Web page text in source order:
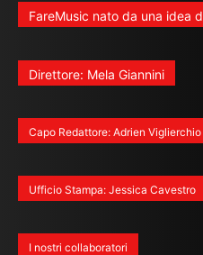
FareMusic nato da una idea
Direttore: Mela Giannini
Capo Redattore: Adrien Viglierchio
Ufficio Stampa: Jessica Cavestro
I nostri collaboratori